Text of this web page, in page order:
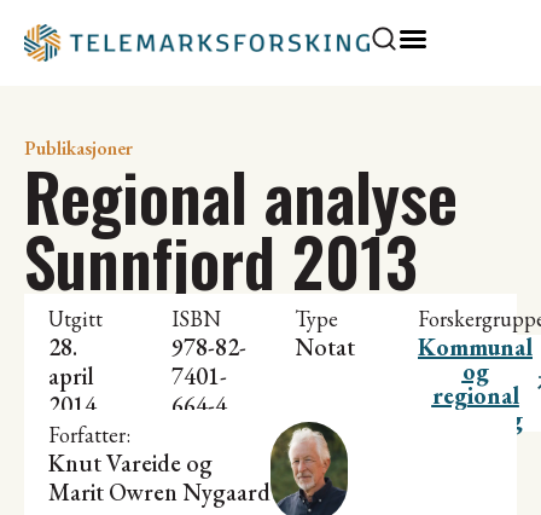
Publikasjoner
Regional analyse
Sunnfjord 2013
Utgitt
28.
april
2014
ISBN
978-82-
7401-
664-4
Type
Notat Kommunal
og
regional
utvikling
Forfatter:
Knut Vareideog
Marit Owren Nygaard